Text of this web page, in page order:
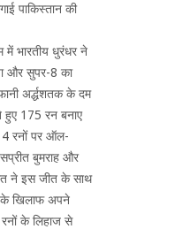
पाकिस्तान की
में भारतीय धुरंधर ने
और सुपर-8 का
अर्द्धशतक के दम
हुए 175 रन बनाए
रनों पर ऑल-
बुमराह और
ने इस जीत के साथ
के खिलाफ अपने
के लिहाज से